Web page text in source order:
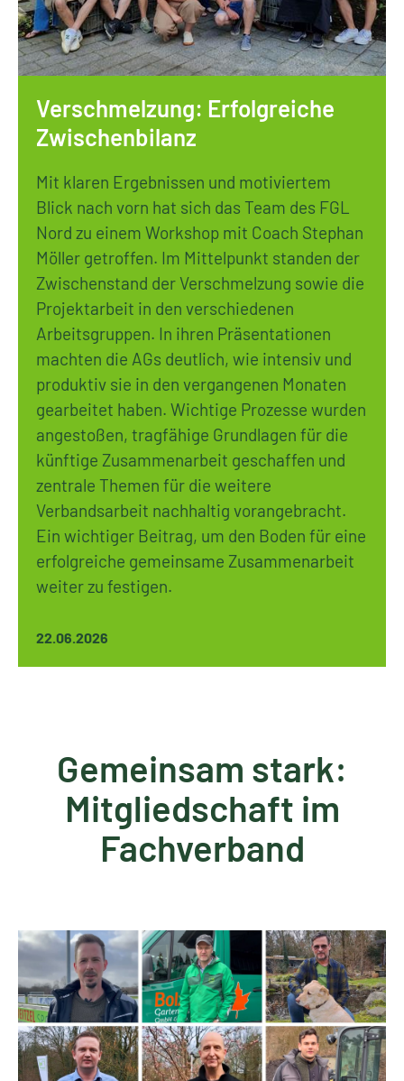
Verschmelzung: Erfolgreiche
Zwischenbilanz
Mit klaren Ergebnissen und motiviertem
Blick nach vorn hat sich das Team des FGL
Nord zu einem Workshop mit Coach Stephan
Möller getroffen. Im Mittelpunkt standen der
Zwischenstand der Verschmelzung sowie die
Projektarbeit in den verschiedenen
Arbeitsgruppen. In ihren Präsentationen
machten die AGs deutlich, wie intensiv und
produktiv sie in den vergangenen Monaten
gearbeitet haben. Wichtige Prozesse wurden
angestoßen, tragfähige Grundlagen für die
künftige Zusammenarbeit geschaffen und
zentrale Themen für die weitere
Verbandsarbeit nachhaltig vorangebracht.
Ein wichtiger Beitrag, um den Boden für eine
erfolgreiche gemeinsame Zusammenarbeit
weiter zu festigen.
22.06.2026
Gemeinsam stark:
Mitgliedschaft im
Fachverband